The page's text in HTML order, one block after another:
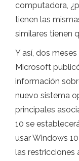
computadora,
tienen las
similares tienen
Y así, dos
Microsoft
información
nuevo sistema
principales
10 se
usar Windows
las restricciones